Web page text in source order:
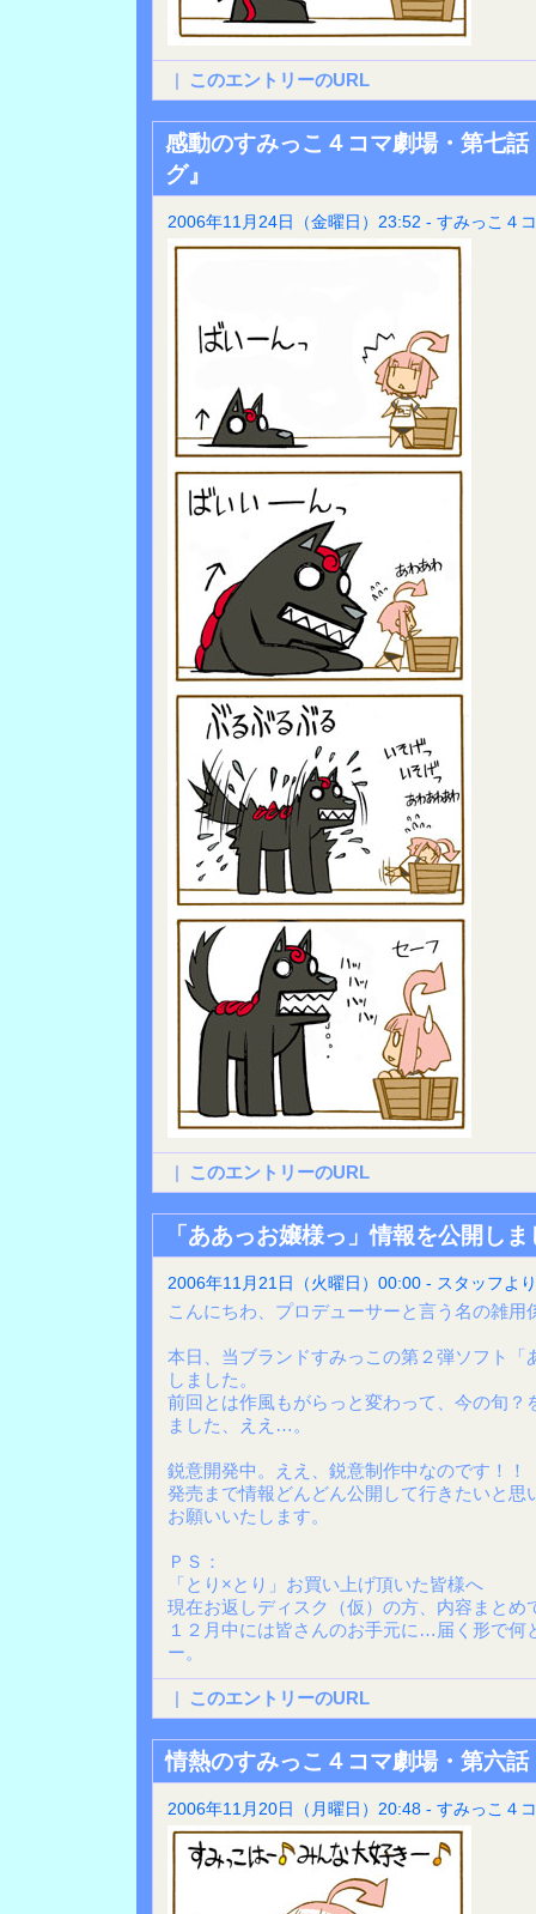
| このエントリーのURL
感動のすみっこ４コマ劇場・第七
グ』
2006年11月24日（金曜日）23:52 - すみっこ４
| このエントリーのURL
「ああっお嬢様っ」情報を公開し
2006年11月21日（火曜日）00:00 - スタッフより
こんにちわ、プロデューサーと言う名の雑用
本日、当ブランドすみっこの第２弾ソフト「
しました。
前回とは作風もがらっと変わって、今の旬？
ました、ええ…。
鋭意開発中。ええ、鋭意制作中なのです！！
発売まで情報どんどん公開して行きたいと思
お願いいたします。
ＰＳ：
「とり×とり」お買い上げ頂いた皆様へ
現在お返しディスク（仮）の方、内容まとめ
１２月中には皆さんのお手元に…届く形で何
ー。
| このエントリーのURL
情熱のすみっこ４コマ劇場・第六
2006年11月20日（月曜日）20:48 - すみっこ４